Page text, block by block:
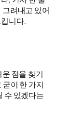
려내고 있어
니다.
점을 찾기
이 한 가지
수 있겠다는